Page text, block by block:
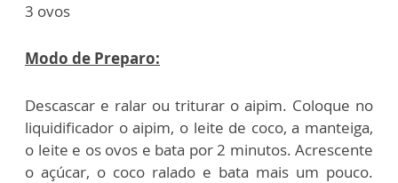
3 ovos
Modo de Preparo:
Descascar e ralar ou triturar o aipim. Coloque no
liquidificador o aipim, o leite de coco, a manteiga,
o leite e os ovos e bata por 2 minutos. Acrescente
o açúcar, o coco ralado e bata mais um pouco.